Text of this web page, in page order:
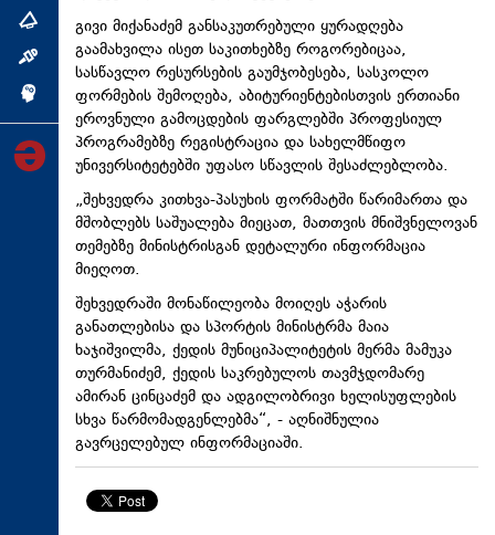
თემა
ინტერვიუ
ინქვიზიცია
გივი მიქანაძემ განსაკუთრებული ყურადღება
გაამახვილა ისეთ საკითხებზე როგორებიცაა,
სასწავლო რესურსების გაუმჯობესება, სასკოლო
ფორმების შემოღება, აბიტურიენტებისთვის ერთიანი
ეროვნული გამოცდების ფარგლებში პროფესიულ
პროგრამებზე რეგისტრაცია და სახელმწიფო
უნივერსიტეტებში უფასო სწავლის შესაძლებლობა.
„შეხვედრა კითხვა-პასუხის ფორმატში წარიმართა და
მშობლებს საშუალება მიეცათ, მათთვის მნიშვნელოვან
თემებზე მინისტრისგან დეტალური ინფორმაცია
მიეღოთ.
შეხვედრაში მონაწილეობა მოიღეს აჭარის
განათლებისა და სპორტის მინისტრმა მაია
ხაჯიშვილმა, ქედის მუნიციპალიტეტის მერმა მამუკა
თურმანიძემ, ქედის საკრებულოს თავმჯდომარე
ამირან ცინცაძემ და ადგილობრივი ხელისუფლების
სხვა წარმომადგენლებმა“, - აღნიშნულია
გავრცელებულ ინფორმაციაში.